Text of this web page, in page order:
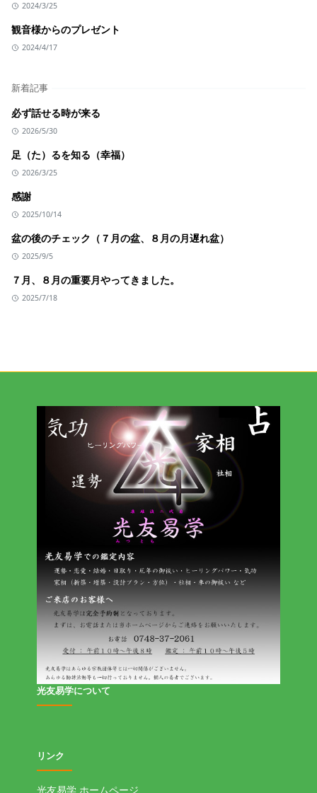
2024/3/25
観音様からのプレゼント
2024/4/17
新着記事
必ず話せる時が来る
2026/5/30
足（た）るを知る（幸福）
2026/3/25
感謝
2025/10/14
盆の後のチェック（７月の盆、８月の月遅れ盆）
2025/9/5
７月、８月の重要月やってきました。
2025/7/18
光友易学について
リンク
光友易学 ホームページ